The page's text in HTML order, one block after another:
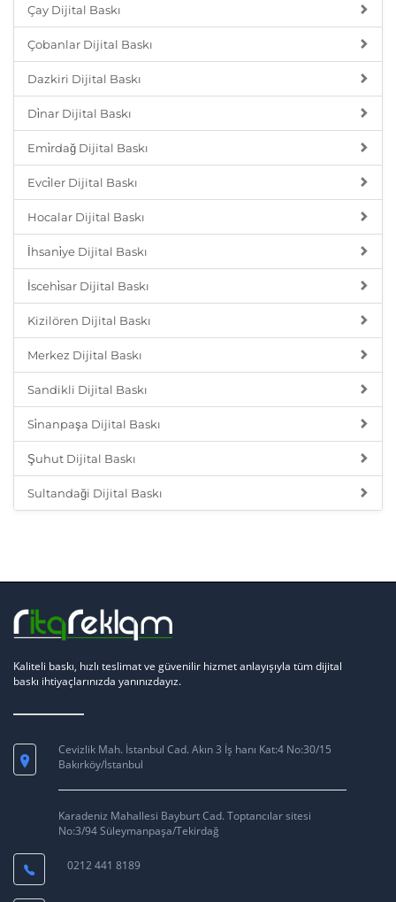
Çay Dijital Baskı
Çobanlar Dijital Baskı
Dazkiri Dijital Baskı
Di̇nar Dijital Baskı
Emi̇rdağ Dijital Baskı
Evci̇ler Dijital Baskı
Hocalar Dijital Baskı
İhsani̇ye Dijital Baskı
İscehi̇sar Dijital Baskı
Kizilören Dijital Baskı
Merkez Dijital Baskı
Sandikli Dijital Baskı
Si̇nanpaşa Dijital Baskı
Şuhut Dijital Baskı
Sultandaği Dijital Baskı
Kaliteli baskı, hızlı teslimat ve güvenilir hizmet anlayışıyla tüm dijital
baskı ihtiyaçlarınızda yanınızdayız.
Cevizlik Mah. İstanbul Cad. Akın 3 İş hanı Kat:4 No:30/15
Bakırköy/İstanbul
Karadeniz Mahallesi Bayburt Cad. Toptancılar sitesi
No:3/94 Süleymanpaşa/Tekirdağ
0212 441 8189